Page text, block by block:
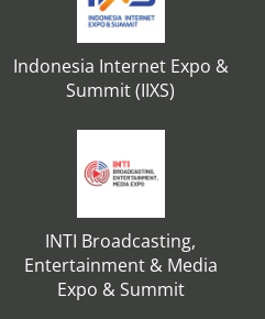
Indonesia Internet Expo &
Summit (IIXS)
INTI Broadcasting,
Entertainment & Media
Expo & Summit